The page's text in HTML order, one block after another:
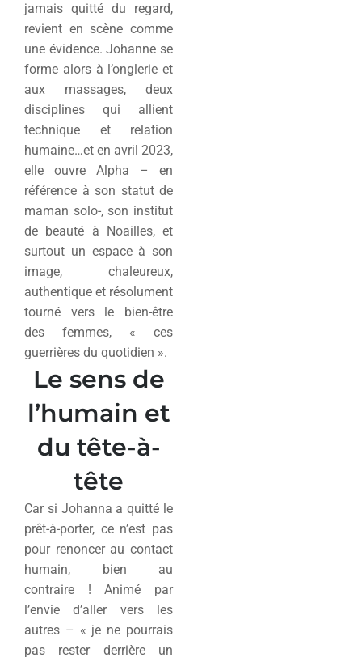
jamais quitté du regard,
revient en scène comme
une évidence. Johanne se
forme alors à l’onglerie et
aux massages, deux
disciplines qui allient
technique et relation
humaine…et en avril 2023,
elle ouvre Alpha – en
référence à son statut de
maman solo-, son institut
de beauté à Noailles, et
surtout un espace à son
image, chaleureux,
authentique et résolument
tourné vers le bien-être
des femmes, « ces
guerrières du quotidien ».
Le sens de
l’humain et
du tête-à-
tête
Car si Johanna a quitté le
prêt-à-porter, ce n’est pas
pour renoncer au contact
humain, bien au
contraire ! Animé par
l’envie d’aller vers les
autres – « je ne pourrais
pas rester derrière un